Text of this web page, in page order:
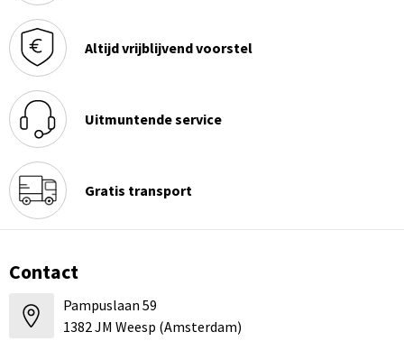
Altijd vrijblijvend voorstel
Uitmuntende service
Gratis transport
Contact
Pampuslaan 59
1382 JM Weesp (Amsterdam)